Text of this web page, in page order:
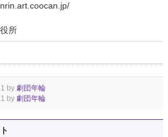
所
by 劇団年輪
by 劇団年輪